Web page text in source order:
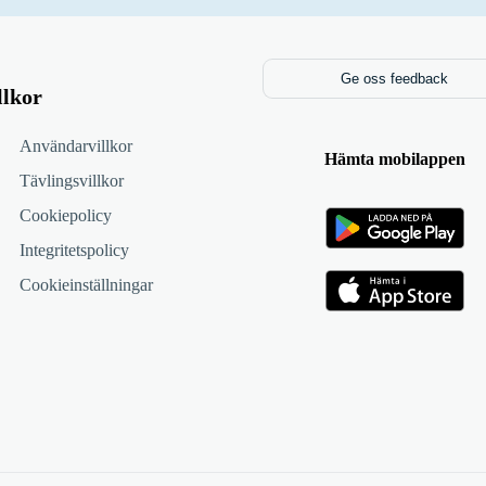
Användarvillkor
Tävlingsvillkor
Cookiepolicy
Integritetspolicy
Cookieinställningar
Ge oss feedback
Hämta mobilappen